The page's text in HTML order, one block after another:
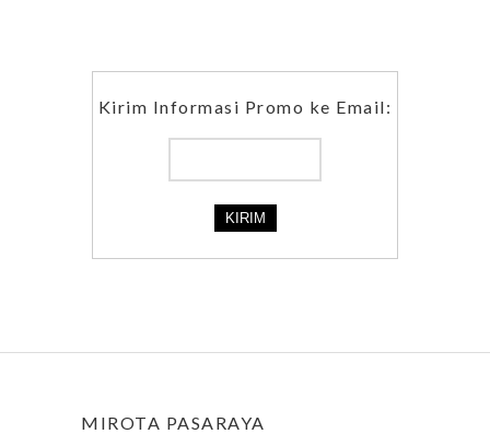
Kirim Informasi Promo ke Email:
MIROTA PASARAYA